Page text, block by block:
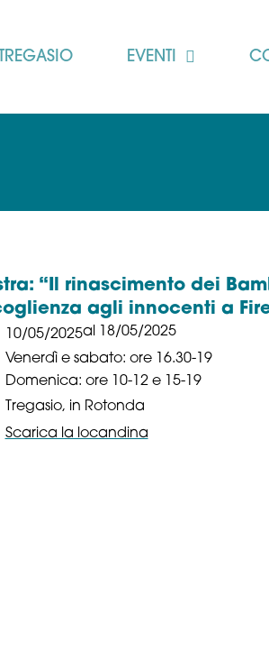
EVENTI
“Il rinascimento dei
agli innocenti a
10/05/2025al 18/05/2025
Venerdì e sabato: ore 16.30-19
Domenica: ore 10-12 e 15-19
Tregasio, in Rotonda
Scarica la locandina